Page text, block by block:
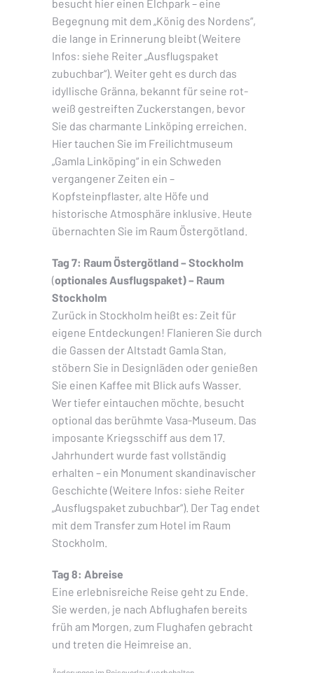
besucht hier einen Elchpark – eine
Begegnung mit dem „König des Nordens“,
die lange in Erinnerung bleibt (Weitere
Infos: siehe Reiter „Ausflugspaket
zubuchbar“). Weiter geht es durch das
idyllische Gränna, bekannt für seine rot-
weiß gestreiften Zuckerstangen, bevor
Sie das charmante Linköping erreichen.
Hier tauchen Sie im Freilichtmuseum
„Gamla Linköping“ in ein Schweden
vergangener Zeiten ein –
Kopfsteinpflaster, alte Höfe und
historische Atmosphäre inklusive. Heute
übernachten Sie im Raum Östergötland.
Tag 7: Raum Östergötland – Stockholm
(optionales Ausflugspaket) – Raum
Stockholm
Zurück in Stockholm heißt es: Zeit für
eigene Entdeckungen! Flanieren Sie durch
die Gassen der Altstadt Gamla Stan,
stöbern Sie in Designläden oder genießen
Sie einen Kaffee mit Blick aufs Wasser.
Wer tiefer eintauchen möchte, besucht
optional das berühmte Vasa-Museum. Das
imposante Kriegsschiff aus dem 17.
Jahrhundert wurde fast vollständig
erhalten – ein Monument skandinavischer
Geschichte (Weitere Infos: siehe Reiter
„Ausflugspaket zubuchbar“). Der Tag endet
mit dem Transfer zum Hotel im Raum
Stockholm.
Tag 8: Abreise
Eine erlebnisreiche Reise geht zu Ende.
Sie werden, je nach Abflughafen bereits
früh am Morgen, zum Flughafen gebracht
und treten die Heimreise an.